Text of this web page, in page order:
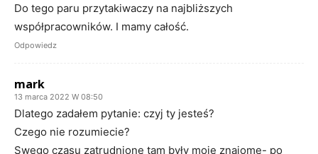
Do tego paru przytakiwaczy na najbliższych
współpracowników. I mamy całość.
Odpowiedz
mark
13 marca 2022 W 08:50
Dlatego zadałem pytanie: czyj ty jesteś?
Czego nie rozumiecie?
Swego czasu zatrudnione tam były moje znajome- po